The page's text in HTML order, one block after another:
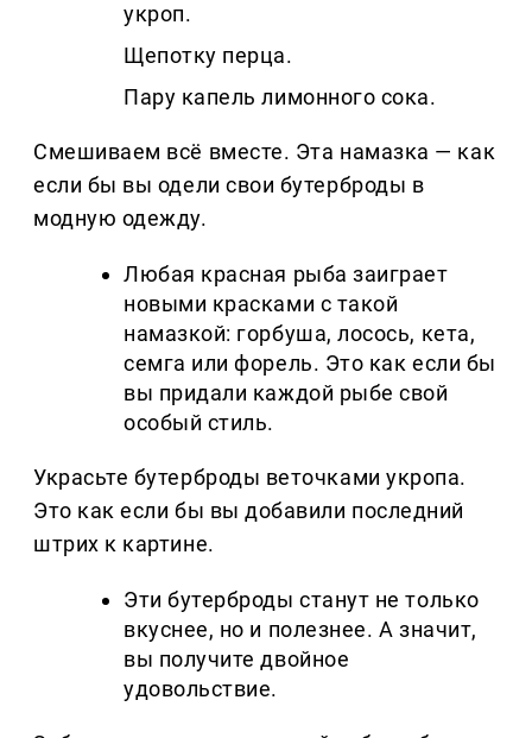
укроп.
Щепотку перца.
Пару капель лимонного сока.
Смешиваем всё вместе. Эта намазка — как
если бы вы одели свои бутерброды в
модную одежду.
Любая красная рыба заиграет
новыми красками с такой
намазкой: горбуша, лосось, кета,
семга или форель. Это как если бы
вы придали каждой рыбе свой
особый стиль.
Украсьте бутерброды веточками укропа.
Это как если бы вы добавили последний
штрих к картине.
Эти бутерброды станут не только
вкуснее, но и полезнее. А значит,
вы получите двойное
удовольствие.